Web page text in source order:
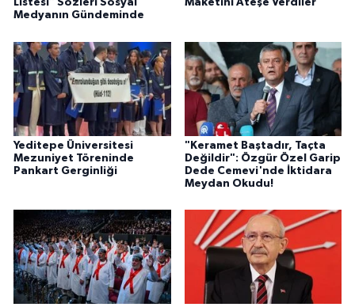
Listesi" Sözleri Sosyal
Medyanın Gündeminde
Maketini Ateşe Verdiler
Yeditepe Üniversitesi
Mezuniyet Töreninde
Pankart Gerginliği
"Keramet Baştadır, Taçta
Değildir": Özgür Özel Garip
Dede Cemevi'nde İktidara
Meydan Okudu!